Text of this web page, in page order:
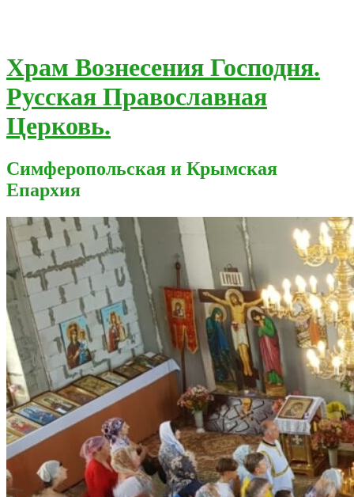
Храм Вознесения Господня.
Русская Православная
Церковь.
Симферопольская и Крымская
Епархия